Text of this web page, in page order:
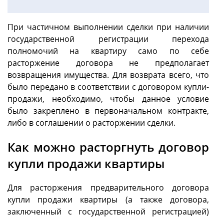
При частичном выполнении сделки при наличии
государственной регистрации перехода
полномочий на квартиру само по себе
расторжение договора не предполагает
возвращения имущества. Для возврата всего, что
было передано в соответствии с договором купли-
продажи, необходимо, чтобы данное условие
было закреплено в первоначальном контракте,
либо в соглашении о расторжении сделки.
Как можно расторгнуть договор
купли продажи квартиры
Для расторжения предварительного договора
купли продажи квартиры (а также договора,
заключенный с государственной регистрацией)